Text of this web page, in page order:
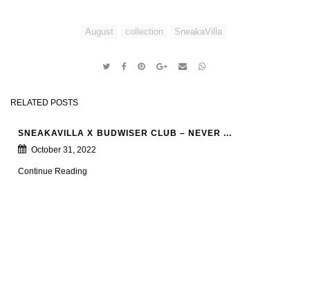
August collection SneakaVilla
RELATED POSTS
SNEAKAVILLA X BUDWISER CLUB – NEVER ...
October 31, 2022
Continue Reading